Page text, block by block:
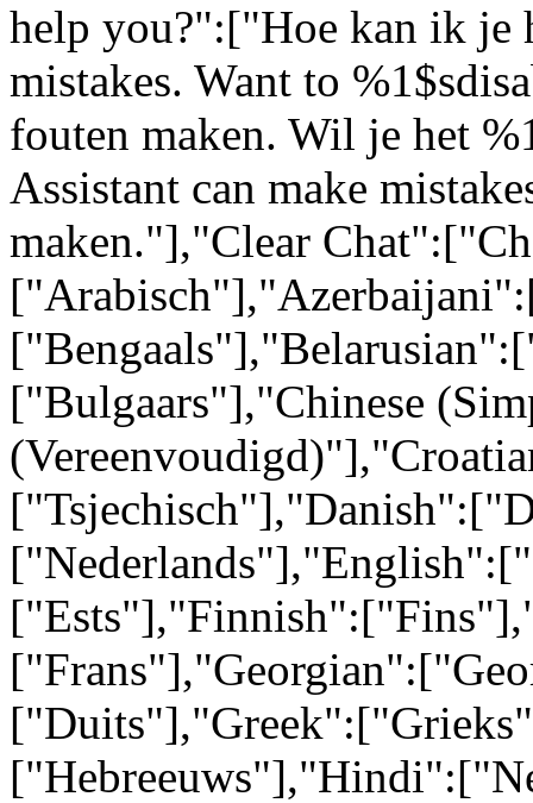
help you?":["Hoe kan ik je
mistakes. Want to
fouten maken. Wil je het
Assistant can make
maken."],"Clear
["Bulgaars"],"Chinese